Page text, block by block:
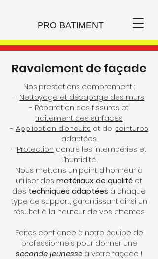
PRO BATIMENT
Ravalement de façade
Nos prestations comprennent :
- Nettoyage et décapage des murs
- Réparation des fissures et
traitement des surfaces
- Application d’enduits et de peintures
adaptées
- Protection contre les intempéries et
l’humidité.
Nous mettons un point d'honneur à
utiliser des matériaux de qualité et
des techniques adaptées à chaque
type de support, garantissant ainsi un
résultat à la hauteur de vos attentes.
Faites confiance à notre équipe de
professionnels pour donner une
seconde jeunesse à votre façade !